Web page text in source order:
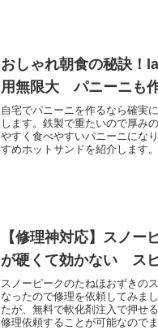
おしゃれ朝食の秘訣！
用無限大 パニーニも
自宅でパニーニを作るなら確実
します。鉄製で重たいので厚み
やすく食べやすいパニーニにな
すめホットサンドを紹介します。
【修理神対応】スノー
が硬くて効かない ス
スノーピークのたねほおずきの
なったので修理を依頼してみま
たが、無料で軟化剤注入で押せ
修理依頼することが可能なのでま